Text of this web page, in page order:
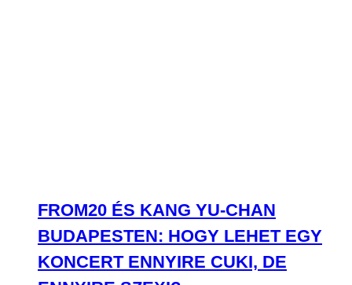
FROM20 ÉS KANG YU-CHAN
BUDAPESTEN: HOGY LEHET EGY
KONCERT ENNYIRE CUKI, DE